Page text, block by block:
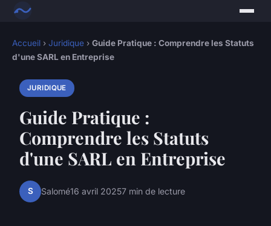
Accueil › Juridique › Guide Pratique : Comprendre les Statuts
d'une SARL en Entreprise
JURIDIQUE
Guide Pratique :
Comprendre les Statuts
d'une SARL en Entreprise
S Salomé16 avril 20257 min de lecture